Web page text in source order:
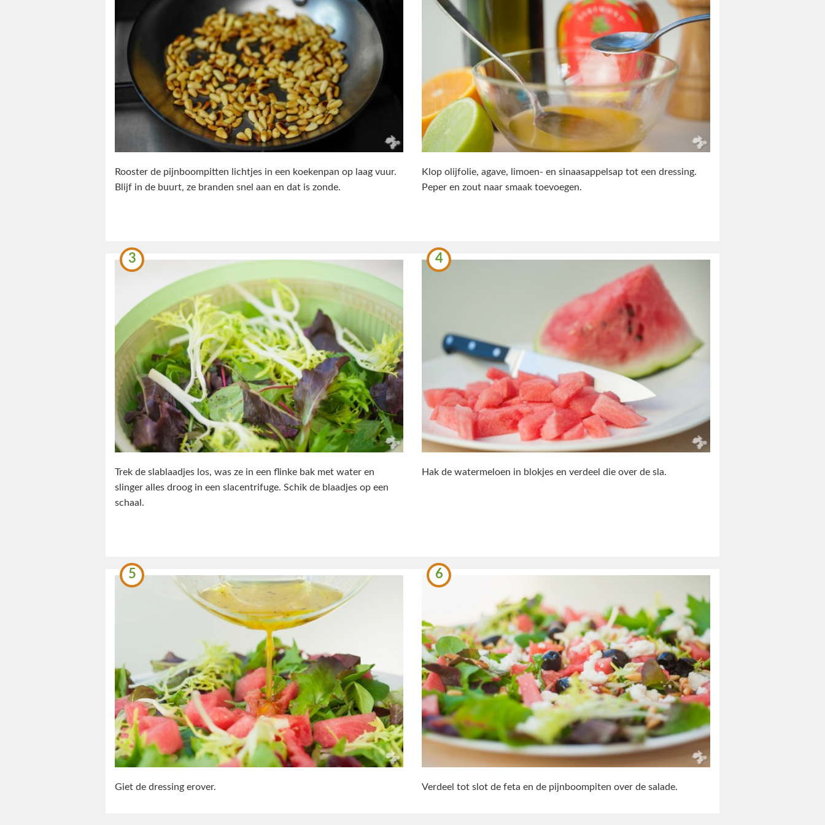
Rooster de pijnboompitten lichtjes in een koekenpan op laag vuur.
Blijf in de buurt, ze branden snel aan en dat is zonde.
Klop olijfolie, agave, limoen- en sinaasappelsap tot een dressing.
Peper en zout naar smaak toevoegen.
3
Trek de slablaadjes los, was ze in een flinke bak met water en
slinger alles droog in een slacentrifuge. Schik de blaadjes op een
schaal.
4
Hak de watermeloen in blokjes en verdeel die over de sla.
5
Giet de dressing erover.
6
Verdeel tot slot de feta en de pijnboompiten over de salade.